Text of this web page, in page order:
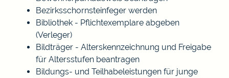
Bezirksschornsteinfeger werden
Bibliothek - Pflichtexemplare abgeben
(Verleger)
Bildträger - Alterskennzeichnung und Freigabe
für Altersstufen beantragen
Bildungs- und Teilhabeleistungen für junge